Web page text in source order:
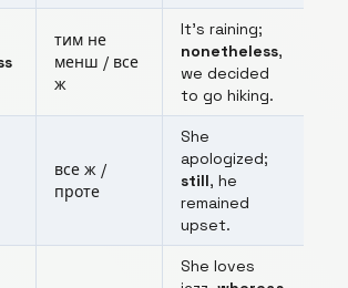
тим не
менш / все
ж
It’s raining;
nonetheless,
we decided
to go hiking.
все ж /
проте
She
apologized;
still, he
remained
upset.
She loves